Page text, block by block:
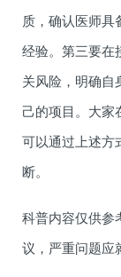
质，确认医师
经验。第三要在
关风险，明确自
己的项目。大家
可以通过上述方
断。
科普内容仅供参
议，严重问题应